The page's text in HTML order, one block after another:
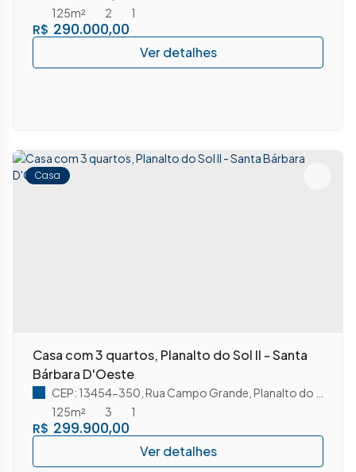
R$ 290.000,00
2
1
125m²
Casa
Casa com 3 quartos, Planalto do Sol II - Santa
Bárbara D'Oeste
R$ 299.900,00
CEP: 13454-350 Rua Campo Grande Planalto do Sol II
3
1
125m²